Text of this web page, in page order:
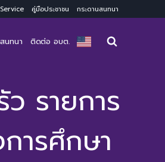
คู่มือประชาชน กระดานสนทนา
นทนา ติดต่อ อบต.
รายการ
ารศึกษา